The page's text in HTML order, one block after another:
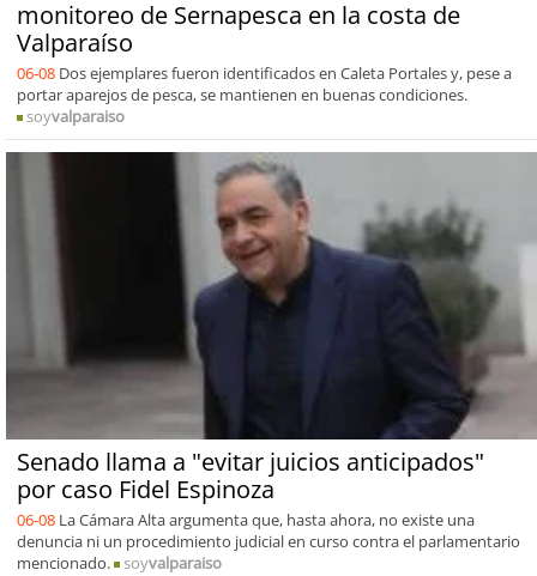
monitoreo de Sernapesca en la costa de
Valparaíso
06-08 Dos ejemplares fueron identificados en Caleta Portales y, pese a
portar aparejos de pesca, se mantienen en buenas condiciones.
soyvalparaiso
Senado llama a "evitar juicios anticipados"
por caso Fidel Espinoza
06-08 La Cámara Alta argumenta que, hasta ahora, no existe una
denuncia ni un procedimiento judicial en curso contra el parlamentario
mencionado.
soyvalparaiso